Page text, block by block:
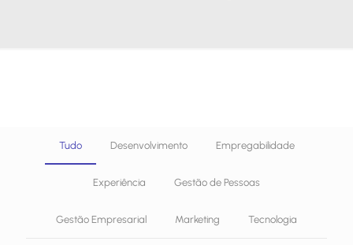
Tudo Desenvolvimento Empregabilidade
Experiência Gestão de Pessoas
Gestão Empresarial Marketing Tecnologia